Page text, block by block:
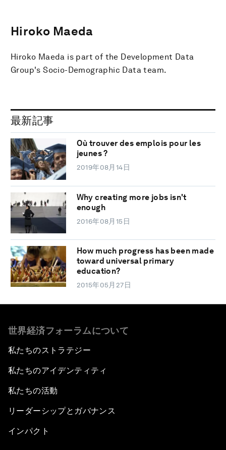
Hiroko Maeda
Hiroko Maeda is part of the Development Data
Group's Socio-Demographic Data team.
最新記事
Où trouver des emplois pour les
jeunes ?
2019年08月14日
Why creating more jobs isn't
enough
2016年08月15日
How much progress has been made
toward universal primary
education?
2015年05月27日
世界経済フォーラムについて
私たちのストラテジー
私たちのアイデンティティ
私たちの活動
リーダーシップとガバナンス
インパクト